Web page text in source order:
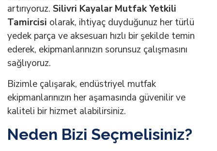
artırıyoruz. Silivri Kayalar Mutfak Yetkili
Tamircisi olarak, ihtiyaç duyduğunuz her türlü
yedek parça ve aksesuarı hızlı bir şekilde temin
ederek, ekipmanlarınızın sorunsuz çalışmasını
sağlıyoruz.
Bizimle çalışarak, endüstriyel mutfak
ekipmanlarınızın her aşamasında güvenilir ve
kaliteli bir hizmet alabilirsiniz.
Neden Bizi Seçmelisiniz?